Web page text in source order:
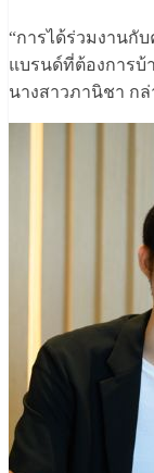
“การได้ร่วมงานกั
แบรนด์ที่ต้องการ
นางสาวภานิชา กล่